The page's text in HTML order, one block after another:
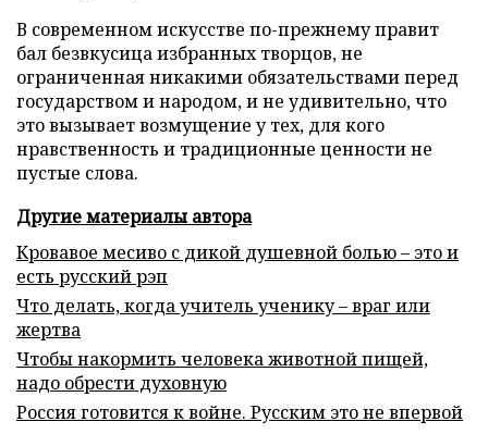
В современном искусстве по-прежнему правит
бал безвкусица избранных творцов, не
ограниченная никакими обязательствами перед
государством и народом, и не удивительно, что
это вызывает возмущение у тех, для кого
нравственность и традиционные ценности не
пустые слова.
Другие материалы автора
Кровавое месиво с дикой душевной болью – это и
есть русский рэп
Что делать, когда учитель ученику – враг или
жертва
Чтобы накормить человека животной пищей,
надо обрести духовную
Россия готовится к войне. Русским это не впервой